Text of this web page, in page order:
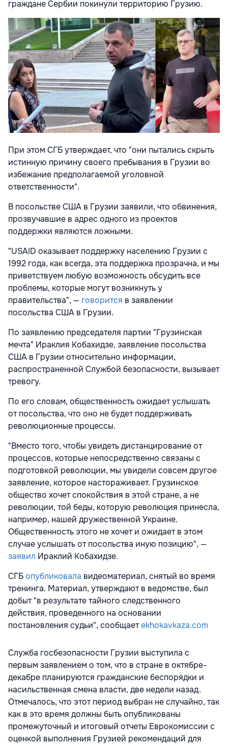
граждане Сербии покинули территорию Грузию.
При этом СГБ утверждает, что "они пытались скрыть
истинную причину своего пребывания в Грузии во
избежание предполагаемой уголовной
ответственности".
В посольстве США в Грузии заявили, что обвинения,
прозвучавшие в адрес одного из проектов
поддержки являются ложными.
"USAID оказывает поддержку населению Грузии с
1992 года, как всегда, эта поддержка прозрачна, и мы
приветствуем любую возможность обсудить все
проблемы, которые могут возникнуть у
правительства", — говорится в заявлении
посольства США в Грузии.
По заявлению председателя партии "Грузинская
мечта" Ираклия Кобахидзе, заявление посольства
США в Грузии относительно информации,
распространенной Службой безопасности, вызывает
тревогу.
По его словам, общественность ожидает услышать
от посольства, что оно не будет поддерживать
революционные процессы.
"Вместо того, чтобы увидеть дистанцирование от
процессов, которые непосредственно связаны с
подготовкой революции, мы увидели совсем другое
заявление, которое настораживает. Грузинское
общество хочет спокойствия в этой стране, а не
революции, той беды, которую революция принесла,
например, нашей дружественной Украине.
Общественность этого не хочет и ожидает в этом
случае услышать от посольства иную позицию", —
заявил Ираклий Кобахидзе.
СГБопубликовала видеоматериал, снятый во время
тренинга. Материал, утверждают в ведомстве, был
добыт "в результате тайного следственного
действия, проведенного на основании
постановления судьи", сообщаетekhokavkaza.com
Служба госбезопасности Грузии выступила с
первым заявлением о том, что в стране в октябре-
декабре планируются гражданские беспорядки и
насильственная смена власти, две недели назад.
Отмечалось, что этот период выбран не случайно, так
как в это время должны быть опубликованы
промежуточный и итоговый отчеты Еврокомиссии с
оценкой выполнения Грузией рекомендаций для